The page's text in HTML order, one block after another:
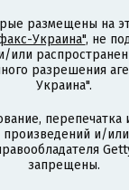
размещены на
Украина", не
или
разрешения
Украина".
перепечатка
и/
запрещены.